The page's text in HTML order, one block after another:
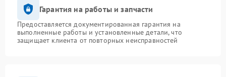
Гарантия на работы и запчасти
Предоставляется документированная гарантия на
выполненные работы и установленные детали, что
защищает клиента от повторных неисправностей